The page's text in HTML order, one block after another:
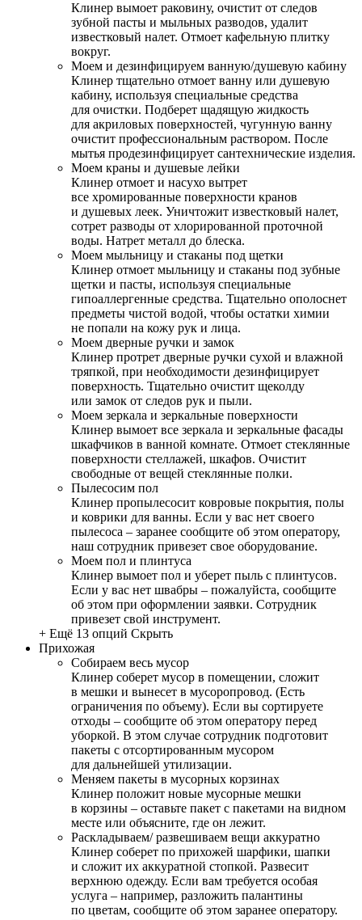
Клинер вымоет раковину, очистит от следов
зубной пасты и мыльных разводов, удалит
известковый налет. Отмоет кафельную плитку
вокруг.
Моем и дезинфицируем ванную/душевую кабину
Клинер тщательно отмоет ванну или душевую
кабину, используя специальные средства
для очистки. Подберет щадящую жидкость
для акриловых поверхностей, чугунную ванну
очистит профессиональным раствором. После
мытья продезинфицирует сантехнические изделия.
Моем краны и душевые лейки
Клинер отмоет и насухо вытрет
все хромированные поверхности кранов
и душевых леек. Уничтожит известковый налет,
сотрет разводы от хлорированной проточной
воды. Натрет металл до блеска.
Моем мыльницу и стаканы под щетки
Клинер отмоет мыльницу и стаканы под зубные
щетки и пасты, используя специальные
гипоаллергенные средства. Тщательно ополоснет
предметы чистой водой, чтобы остатки химии
не попали на кожу рук и лица.
Моем дверные ручки и замок
Клинер протрет дверные ручки сухой и влажной
тряпкой, при необходимости дезинфицирует
поверхность. Тщательно очистит щеколду
или замок от следов рук и пыли.
Моем зеркала и зеркальные поверхности
Клинер вымоет все зеркала и зеркальные фасады
шкафчиков в ванной комнате. Отмоет стеклянные
поверхности стеллажей, шкафов. Очистит
свободные от вещей стеклянные полки.
Пылесосим пол
Клинер пропылесосит ковровые покрытия, полы
и коврики для ванны. Если у вас нет своего
пылесоса – заранее сообщите об этом оператору,
наш сотрудник привезет свое оборудование.
Моем пол и плинтуса
Клинер вымоет пол и уберет пыль с плинтусов.
Если у вас нет швабры – пожалуйста, сообщите
об этом при оформлении заявки. Сотрудник
привезет свой инструмент.
+ Ещё 13 опций Скрыть
Прихожая
Собираем весь мусор
Клинер соберет мусор в помещении, сложит
в мешки и вынесет в мусоропровод. (Есть
ограничения по объему). Если вы сортируете
отходы – сообщите об этом оператору перед
уборкой. В этом случае сотрудник подготовит
пакеты с отсортированным мусором
для дальнейшей утилизации.
Меняем пакеты в мусорных корзинах
Клинер положит новые мусорные мешки
в корзины – оставьте пакет с пакетами на видном
месте или объясните, где он лежит.
Раскладываем/ развешиваем вещи аккуратно
Клинер соберет по прихожей шарфики, шапки
и сложит их аккуратной стопкой. Развесит
верхнюю одежду. Если вам требуется особая
услуга – например, разложить палантины
по цветам, сообщите об этом заранее оператору.